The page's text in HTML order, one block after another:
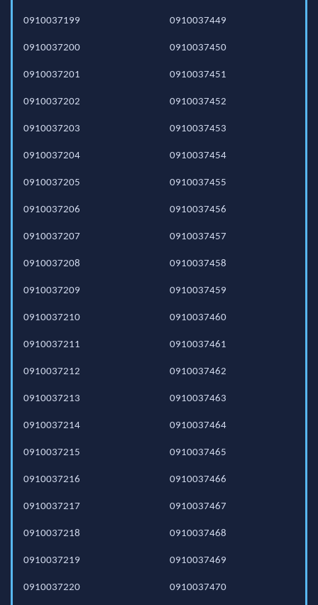
0910037199
0910037200
0910037201
0910037202
0910037203
0910037204
0910037205
0910037206
0910037207
0910037208
0910037209
0910037210
0910037211
0910037212
0910037213
0910037214
0910037215
0910037216
0910037217
0910037218
0910037219
0910037220
0910037449
0910037450
0910037451
0910037452
0910037453
0910037454
0910037455
0910037456
0910037457
0910037458
0910037459
0910037460
0910037461
0910037462
0910037463
0910037464
0910037465
0910037466
0910037467
0910037468
0910037469
0910037470